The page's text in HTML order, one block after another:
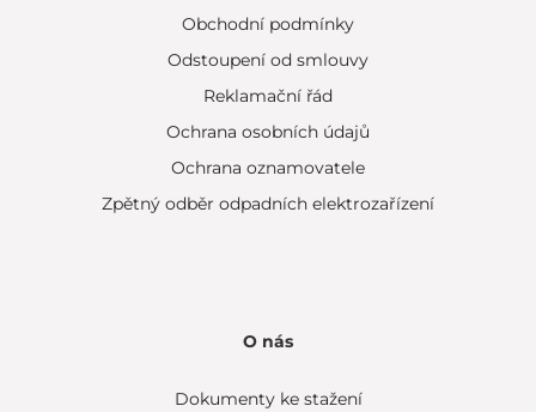
Obchodní podmínky
Odstoupení od smlouvy
Reklamační řád
Ochrana osobních údajů
Ochrana oznamovatele
Zpětný odběr odpadních elektrozařízení
O nás
Dokumenty ke stažení